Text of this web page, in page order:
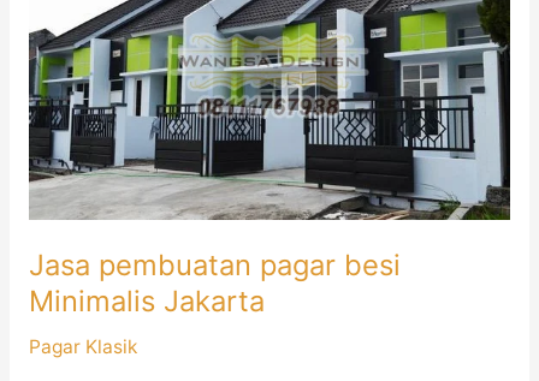
Jasa pembuatan pagar besi
Minimalis Jakarta
Pagar Klasik
besi
Minimalis
Jakarta